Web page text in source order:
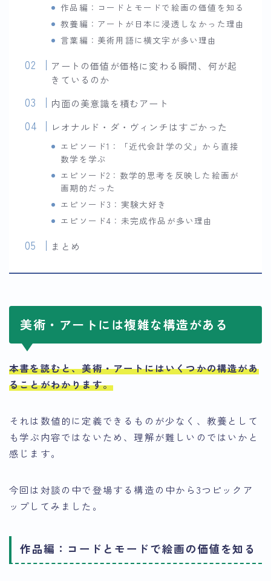
作品編：コードとモードで絵画の価値を知る
教養編：アートが日本に浸透しなかった理由
言葉編：美術用語に横文字が多い理由
アートの価値が価格に変わる瞬間、何が起
きているのか
内面の美意識を積むアート
レオナルド・ダ・ヴィンチはすごかった
エピソード1：「近代会計学の父」から直接
数学を学ぶ
エピソード2：数学的思考を反映した絵画が
画期的だった
エピソード3：実験大好き
エピソード4：未完成作品が多い理由
まとめ
美術・アートには複雑な構造がある
本書を読むと、美術・アートにはいくつかの構造があ
ることがわかります。
それは数値的に定義できるものが少なく、教養として
も学ぶ内容ではないため、理解が難しいのではいかと
感じます。
今回は対談の中で登場する構造の中から3つピックア
ップしてみました。
作品編：コードとモードで絵画の価値を知る